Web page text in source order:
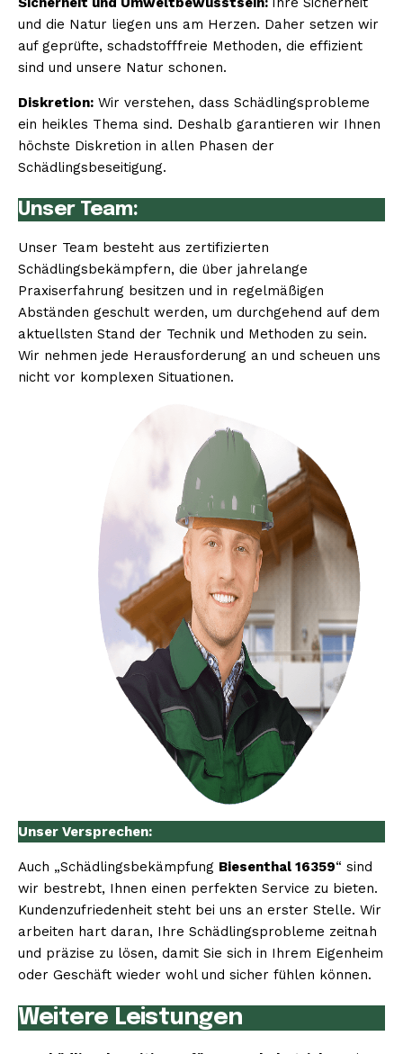
und die Natur liegen uns am Herzen. Daher setzen wir
auf geprüfte, schadstofffreie Methoden, die effizient
sind und unsere Natur schonen.
Diskretion: Wir verstehen, dass Schädlingsprobleme
ein heikles Thema sind. Deshalb garantieren wir Ihnen
höchste Diskretion in allen Phasen der
Schädlingsbeseitigung.
Unser Team:
Unser Team besteht aus zertifizierten
Schädlingsbekämpfern, die über jahrelange
Praxiserfahrung besitzen und in regelmäßigen
Abständen geschult werden, um durchgehend auf dem
aktuellsten Stand der Technik und Methoden zu sein.
Wir nehmen jede Herausforderung an und scheuen uns
nicht vor komplexen Situationen.
Unser Versprechen:
Auch „Schädlingsbekämpfung Biesenthal 16359“ sind
wir bestrebt, Ihnen einen perfekten Service zu bieten.
Kundenzufriedenheit steht bei uns an erster Stelle. Wir
arbeiten hart daran, Ihre Schädlingsprobleme zeitnah
und präzise zu lösen, damit Sie sich in Ihrem Eigenheim
oder Geschäft wieder wohl und sicher fühlen können.
Weitere Leistungen